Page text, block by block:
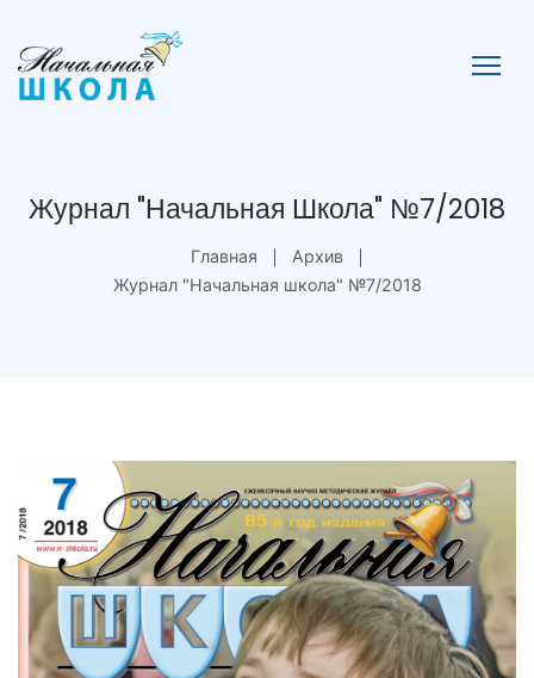
Журнал "Начальная Школа" №7/2018
Главная
Архив
Журнал "Начальная школа" №7/2018